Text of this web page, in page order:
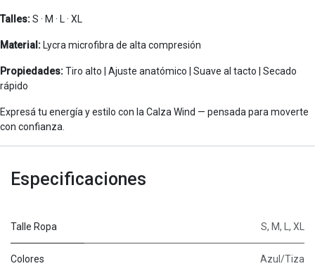
Talles:S · M · L · XL
Material: Lycra microfibra de alta compresión
Propiedades:Tiro alto | Ajuste anatómico | Suave al tacto | Secado
rápido
Expresá tu energía y estilo con la Calza Wind — pensada para moverte
con confianza.
Especificaciones
Talle Ropa S, M, , XL
Colores Azul/Tiza